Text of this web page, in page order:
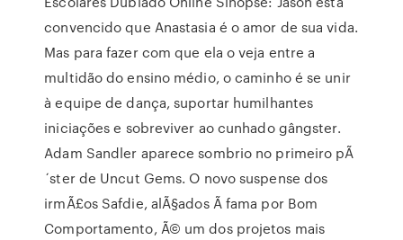
convencido que Anastasia é o amor de sua vida.
Mas para fazer com que ela o veja entre a
multidão do ensino médio, o caminho é se unir
à equipe de dança, suportar humilhantes
iniciações e sobreviver ao cunhado gângster.
Adam Sandler aparece sombrio no primeiro pÃ
´ster de Uncut Gems. O novo suspense dos
irmÃ£os Safdie, alÃ§ados Ã fama por Bom
Comportamento, Ã© um dos projetos mais